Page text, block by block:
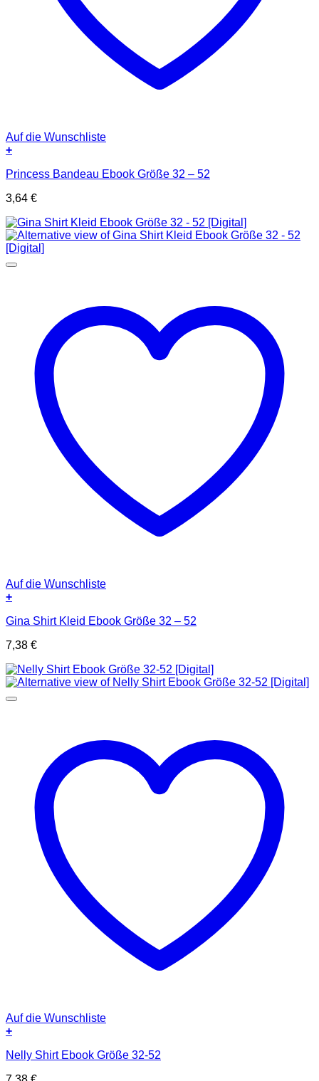
Auf die Wunschliste
+
Princess Bandeau Ebook Größe 32 – 52
3,64 €
Auf die Wunschliste
+
Gina Shirt Kleid Ebook Größe 32 – 52
7,38 €
Auf die Wunschliste
+
Nelly Shirt Ebook Größe 32-52